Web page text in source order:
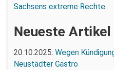
Sachsens extreme Rechte
Neueste Artikel
20.10.2025: Wegen
Neustädter Gastro